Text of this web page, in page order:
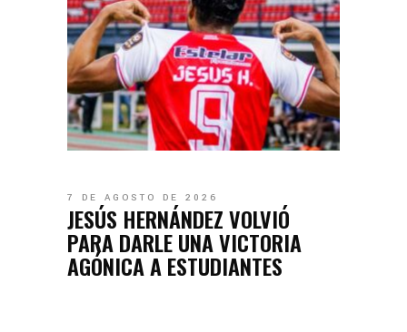
7 DE AGOSTO DE 2026
JESÚS HERNÁNDEZ VOLVIÓ
PARA DARLE UNA VICTORIA
AGÓNICA A ESTUDIANTES